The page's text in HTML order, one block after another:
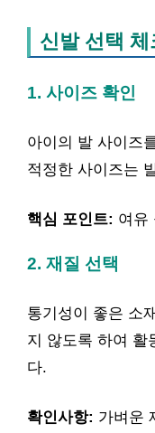
신발 선택
1. 사이즈 확인
아이의 발 사이즈
적정한 사이즈는
핵심 포인트: 여유
2. 재질 선택
통기성이 좋은 소
지 않도록 하여 활
다.
확인사항: 가벼운